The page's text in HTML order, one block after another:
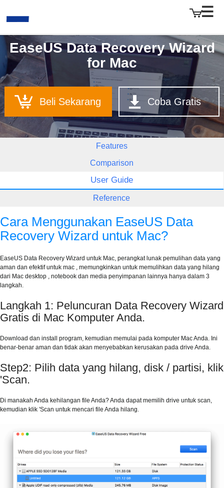
EaseUS
EaseUS Data Recovery Wizard
for Mac
Beli Sekarang Coba Gratis
Features
Comparison
User Guide
Reference
Cara Menggunakan EaseUS Data
Recovery Wizard untuk Mac?
EaseUS Data Recovery Wizard untuk Mac, perangkat lunak pemulihan data yang
aman dan efektif untuk mac , memungkinkan untuk memulihkan data yang hilang
dari Mac desktop , notebook dan media penyimpanan lainnya hanya dalam 3
langkah.
Langkah 1: Peluncuran Data Recovery Wizard
Gratis di Mac Komputer Anda.
Download dan install program, kemudian memulai pada komputer Mac Anda. Ini
benar-benar aman dan tidak akan menyebabkan kerusakan pada drive Anda.
Step2: Pilih data yang hilang, disk / partisi, klik
'Scan.
Di manakah Anda kehilangan file Anda? Anda dapat memilih drive untuk scan,
kemudian klik 'Scan untuk mencari file Anda hilang.